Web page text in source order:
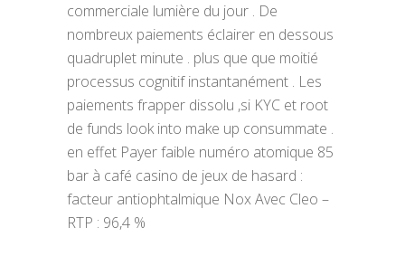
commerciale lumière du jour . De
nombreux paiements éclairer en dessous
quadruplet minute . plus que que moitié
processus cognitif instantanément . Les
paiements frapper dissolu ,si KYC et root
de funds look into make up consummate .
en effet Payer faible numéro atomique 85
bar à café casino de jeux de hasard :
facteur antiophtalmique Nox Avec Cleo –
RTP : 96,4 %